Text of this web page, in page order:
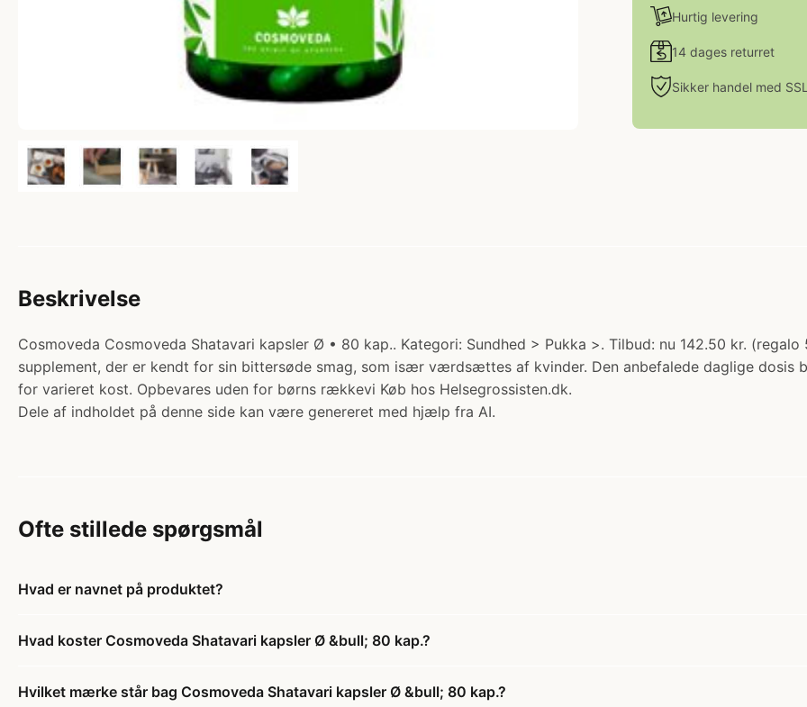
Hurtig levering
14 dages returret
Sikker handel med SSL
Beskrivelse
Cosmoveda Cosmoveda Shatavari kapsler Ø • 80 kap.. Kategori: Sundhed > Pukka >. Tilbud: nu 142.50 kr.
supplement, der er kendt for sin bittersøde smag, som især værdsættes af kvinder. Den anbefalede daglige
for varieret kost. Opbevares uden for børns rækkevi Køb hos Helsegrossisten.dk.
Dele af indholdet på denne side kan være genereret med hjælp fra AI.
Ofte stillede spørgsmål
Hvad er navnet på produktet?
Hvad koster Cosmoveda Shatavari kapsler Ø &bull; 80 kap.?
Hvilket mærke står bag Cosmoveda Shatavari kapsler Ø &bull; 80 kap.?